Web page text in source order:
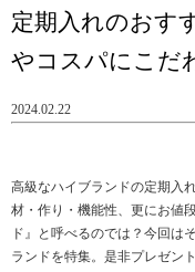
定期入れのおす
やコスパにこだ
2024.02.22
高級なハイブランドの定期入
材・作り・機能性、更にお値
ド』と呼べるのでは？今回は
ランドを特集。是非プレゼン